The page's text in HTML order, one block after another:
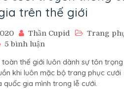
trên thế giới
Thần Cupid
Trang
5 bình luận
phục
cưới
truyền
thế giới luôn dành sự tôn
khi luôn mặc bộ trang phục cưới
quốc gia mình trong lễ cưới.